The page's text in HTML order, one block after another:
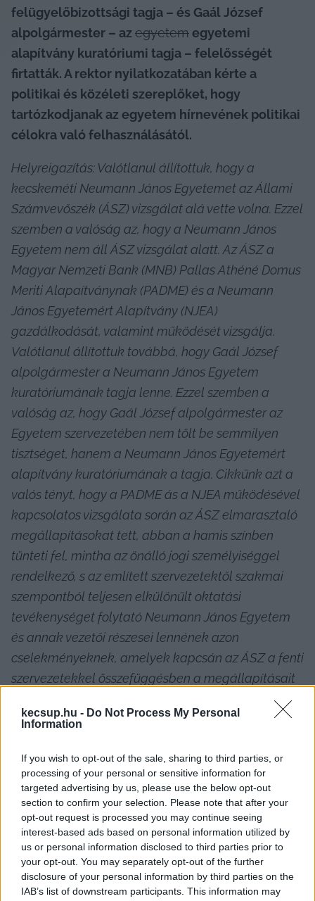
kecsup.hu - Do Not Process My Personal
Information
If you wish to opt-out of the sale, sharing to third parties, or
processing of your personal or sensitive information for
targeted advertising by us, please use the below opt-out
section to confirm your selection. Please note that after your
opt-out request is processed you may continue seeing
interest-based ads based on personal information utilized by
us or personal information disclosed to third parties prior to
your opt-out. You may separately opt-out of the further
disclosure of your personal information by third parties on the
IAB’s list of downstream participants. This information may
felügyelőbizottsági tagja – és Gaál József
alpolgármester – az egyetem egyetemi
alapítvány kuratóriumi tagja – felelősségét
firtatták. A rektor nyilatkozatában kérte a
politikai és közéleti szereplőket, hogy
tartózkodjanak az egyetem hírnevének politikai
célokra való felhasználásától.
Helyreigazítás: Valótlanul állítottuk, hogy a
kecskeméti Neumann János Egyetemet az Állami
Számvevőszék (ÁSZ) vizsgálat alá vette volna. Ezzel
szemben a valóság az, hogy a Neumann János
Egyetem nem áll ÁSZ vizsgálat alatt. Az ÁSZ a
Magyar Nemzeti Bank (MNB) Pallas Athéné Domus
Meriti Alapaítványnak (PADME) és a Neumann
János Egyetemért Alapítvány (NJEA)
gazdálkodását, valamint működését vizsgálja.
Valótlanul állítottuk továbbá, hogy Gaál József
alpolgármester a Neumann János Egyetem
kuratóriumának tagja lenne. Ezzel szemben a
valóság az, hogy Gaál József alpolgármester az
Egyetem szervezetében nem tölt be semmilyen
tisztséget, hanem a Neumann János Egyetemért
alapítvány kuratóriumának a tagja. Cikkünk azt a
valós tényt, hogy a PADME ás a NJEA működésével
kapcsolatos vizsgálata során az ÁSZ elmarasztaló
megállapításokat tett, abban a hamis színben
tünteti fel, mintha az önálló jogi személyiséggel
rendelkező, s az említett szervezetektől szakmai
szempontból teljesen elkülönült oktatási
tevékenységet folytató Neumann János Egyetem
és annak vezetői részesei lennének azon
cselekményeknek, amelyek kapcsán az ÁSZ a fenti
szervezetekkel összefüggésben a megállapításait
Előzmény: a múlt héten számos országos
sajtóorgánum és a KecsUP Hírek beszámolt róla
hogy az Állami Számvevőszék jelentést tett
közzé a Magyar Nemzeti Bank működéséről. A
dokumentum többek között a kecskeméti
Neumann János Egyetemért Alapítvány
gazdálkodását, valamint az MNB Pallas Athéné